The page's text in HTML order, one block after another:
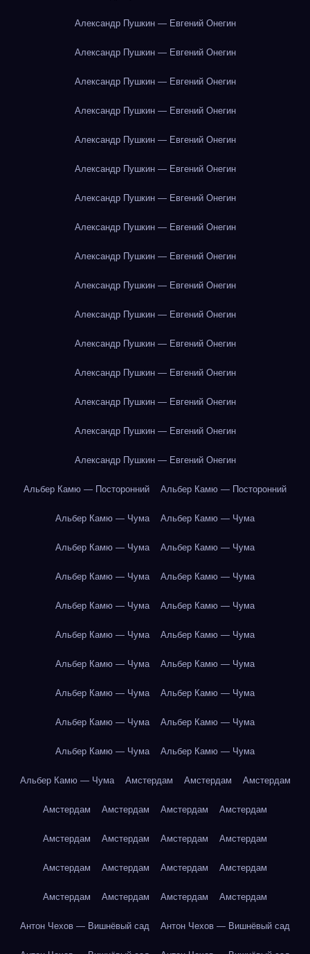
Александр Пушкин — Евгений Онегин
Александр Пушкин — Евгений Онегин
Александр Пушкин — Евгений Онегин
Александр Пушкин — Евгений Онегин
Александр Пушкин — Евгений Онегин
Александр Пушкин — Евгений Онегин
Александр Пушкин — Евгений Онегин
Александр Пушкин — Евгений Онегин
Александр Пушкин — Евгений Онегин
Александр Пушкин — Евгений Онегин
Александр Пушкин — Евгений Онегин
Александр Пушкин — Евгений Онегин
Александр Пушкин — Евгений Онегин
Александр Пушкин — Евгений Онегин
Александр Пушкин — Евгений Онегин
Александр Пушкин — Евгений Онегин
Альбер Камю — Посторонний Альбер Камю — Посторонний
Альбер Камю — Чума Альбер Камю — Чума
Альбер Камю — Чума Альбер Камю — Чума
Альбер Камю — Чума Альбер Камю — Чума
Альбер Камю — Чума Альбер Камю — Чума
Альбер Камю — Чума Альбер Камю — Чума
Альбер Камю — Чума Альбер Камю — Чума
Альбер Камю — Чума Альбер Камю — Чума
Альбер Камю — Чума Альбер Камю — Чума
Альбер Камю — Чума Альбер Камю — Чума
Альбер Камю — Чума Амстердам Амстердам Амстердам
Амстердам Амстердам Амстердам Амстердам
Амстердам Амстердам Амстердам Амстердам
Амстердам Амстердам Амстердам Амстердам
Амстердам Амстердам Амстердам Амстердам
Антон Чехов — Вишнёвый сад Антон Чехов — Вишнёвый сад